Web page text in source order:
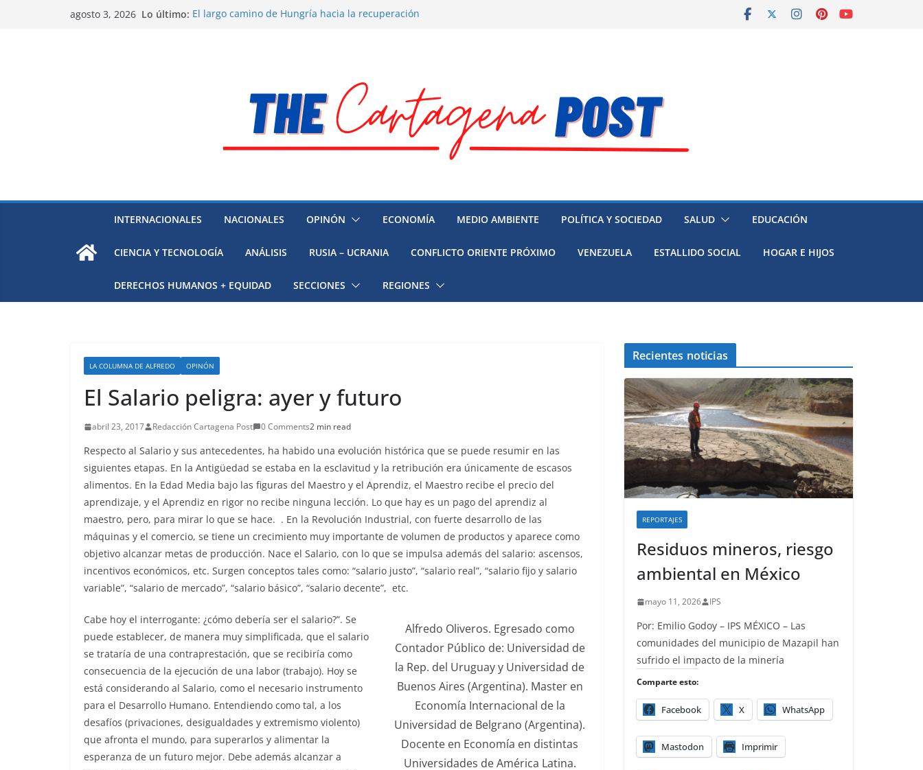
agosto 3, 2026 Lo último: El largo camino de Hungría hacia la recuperación
El océano Pacífico bajo presión y su región finalmente
respaldada con pruebas
INTERNACIONALES NACIONALES OPINÓN ECONOMÍA MEDIO AMBIENTE POLÍTICA Y SOCIEDAD SALUD EDUCACIÓN
CIENCIA Y TECNOLOGÍA ANÁLISIS RUSIA – UCRANIA CONFLICTO ORIENTE PRÓXIMO VENEZUELA ESTALLIDO SOCIAL HOGAR E HIJOS
DERECHOS HUMANOS + EQUIDAD SECCIONES REGIONES
LA COLUMNA DE ALFREDO OPINÓN
El Salario peligra: ayer y futuro
abril 23, 2017 Redacción Cartagena Post 0 Comments2 min read
Respecto al Salario y sus antecedentes, ha habido una evolución histórica que se puede resumir en las
siguientes etapas. En la Antigüedad se estaba en la esclavitud y la retribución era únicamente de escasos
alimentos. En la Edad Media bajo las figuras del Maestro y el Aprendiz, el Maestro recibe el precio del
aprendizaje, y el Aprendiz en rigor no recibe ninguna lección. Lo que hay es un pago del aprendiz al
maestro, pero, para mirar lo que se hace. . En la Revolución Industrial, con fuerte desarrollo de las
máquinas y el comercio, se tiene un crecimiento muy importante de volumen de productos y aparece como
objetivo alcanzar metas de producción. Nace el Salario, con lo que se impulsa además del salario: ascensos,
incentivos económicos, etc. Surgen conceptos tales como: “salario justo”, “salario real”, “salario fijo y salario
variable”, “salario de mercado”, “salario básico”, “salario decente”, etc.
Alfredo Oliveros. Egresado como
Contador Público de: Universidad de
la Rep. del Uruguay y Universidad de
Buenos Aires (Argentina). Master en
Economía Internacional de la
Universidad de Belgrano (Argentina).
Docente en Economía en distintas
Universidades de América Latina.
Cabe hoy el interrogante: ¿cómo debería ser el salario?”. Se
puede establecer, de manera muy simplificada, que el salario
se trataría de una contraprestación, que se recibiría como
consecuencia de la ejecución de una labor (trabajo). Hoy se
está considerando al Salario, como el necesario instrumento
para el Desarrollo Humano. Entendiendo como tal, a los
desafíos (privaciones, desigualdades y extremismo violento)
que afronta el mundo, para superarlos y alimentar la
esperanza de un futuro mejor. Debe además alcanzar a
Recientes noticias
REPORTAJES
Residuos mineros, riesgo
ambiental en México
mayo 11, 2026 IPS
Por: Emilio Godoy – IPS MÉXICO – Las
comunidades del municipio de Mazapil han
sufrido el impacto de la minería
Comparte esto:
Facebook X WhatsApp
Mastodon Imprimir